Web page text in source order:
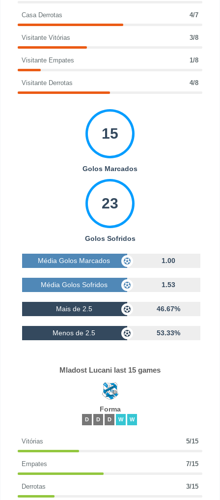
Casa Derrotas 4/7
Visitante Vitórias 3/8
Visitante Empates 1/8
Visitante Derrotas 4/8
15
Golos Marcados
23
Golos Sofridos
Média Golos Marcados 1.00
Média Golos Sofridos 1.53
Mais de 2.5 46.67%
Menos de 2.5 53.33%
Mladost Lucani last 15 games
Forma
D D D W W
Vitórias 5/15
Empates 7/15
Derrotas 3/15